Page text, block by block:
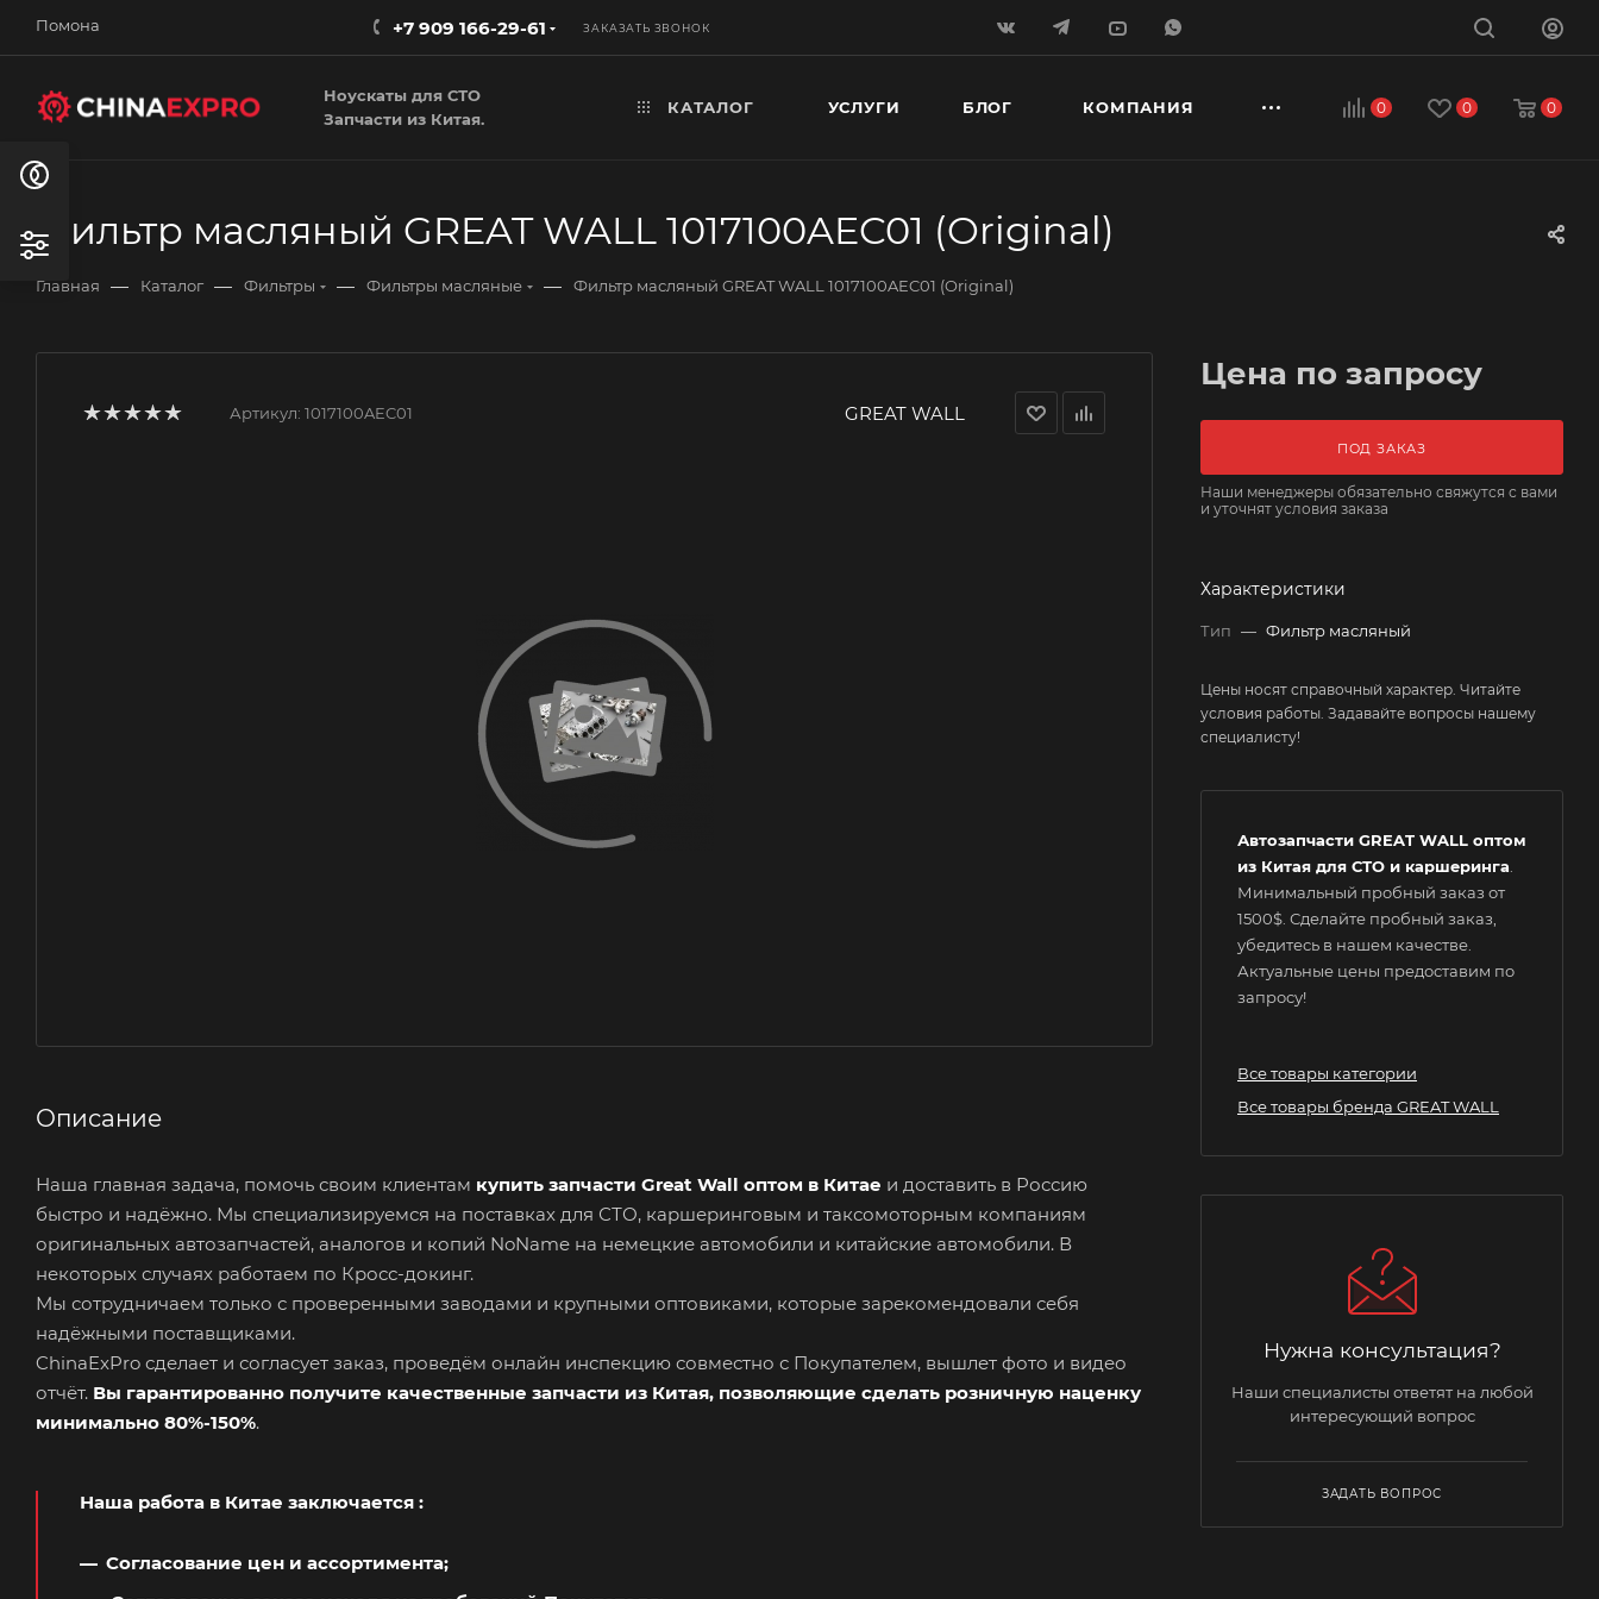
Помона +7 909 166-29-61 ЗАКАЗАТЬ ЗВОНОК
0 0 0
Ноускаты для СТО
Запчасти из Китая.
КАТАЛОГ УСЛУГИ БЛОГ КОМПАНИЯ
Фильтр масляный GREAT WALL 1017100AEC01 (Original)
Главная — Каталог — Фильтры — Фильтры масляные — Фильтр масляный GREAT WALL 1017100AEC01 (Original)
Артикул: 1017100AEC01 GREAT WALL
Описание
Наша главная задача, помочь своим клиентам купить запчасти Great Wall оптом в Китае и доставить в Россию
быстро и надёжно. Мы специализируемся на поставках для СТО, каршеринговым и таксомоторным компаниям
оригинальных автозапчастей, аналогов и копий NoName на немецкие автомобили и китайские автомобили. В
некоторых случаях работаем по Кросс-докинг.
Мы сотрудничаем только с проверенными заводами и крупными оптовиками, которые зарекомендовали себя
надёжными поставщиками.
ChinaExPro сделает и согласует заказ, проведём онлайн инспекцию совместно с Покупателем, вышлет фото и видео
отчёт. Вы гарантированно получите качественные запчасти из Китая, позволяющие сделать розничную наценку
минимально 80%-150%.
Наша работа в Китае заключается :
Согласование цен и ассортимента;
Цена по запросу
ПОД ЗАКАЗ
Наши менеджеры обязательно свяжутся с вами
и уточнят условия заказа
Характеристики
Тип — Фильтр масляный
Цены носят справочный характер. Читайте
условия работы. Задавайте вопросы нашему
специалисту!
Автозапчасти GREAT WALL оптом
из Китая для СТО и каршеринга
Минимальный пробный заказ от
1500$. Сделайте пробный заказ,
убедитесь в нашем качестве.
Актуальные цены предоставим по
запросу!
Все товары категории
Все товары бренда GREAT WALL
Нужна консультация?
Наши специалисты ответят на любой
интересующий вопрос
ЗАДАТЬ ВОПРОС